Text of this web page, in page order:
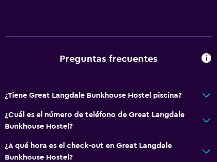
Preguntas frecuentes
¿Tiene Great Langdale Bunkhouse Hostel piscina?
¿Cuál es el número de teléfono de Great Langdale
Bunkhouse Hostel?
¿A qué hora es el check-out en Great Langdale
Bunkhouse Hostel?